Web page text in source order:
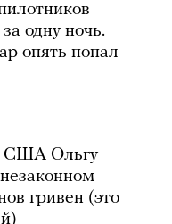
одну ночь.
опять попал
США Ольгу
гривен (это